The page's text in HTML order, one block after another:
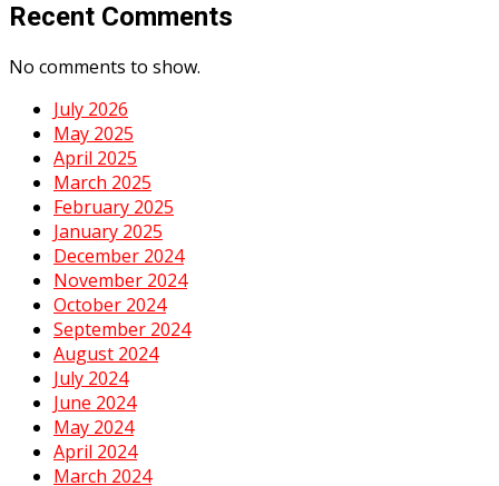
Recent Comments
No comments to show.
July 2026
May 2025
April 2025
March 2025
February 2025
January 2025
December 2024
November 2024
October 2024
September 2024
August 2024
July 2024
June 2024
May 2024
April 2024
March 2024